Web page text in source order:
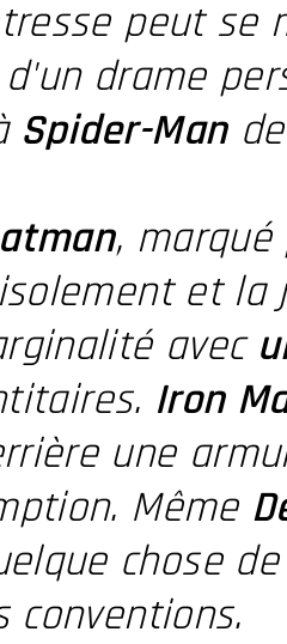
peut se
drame
Spider-Mande
,
et la
avec
Iron
une
Même
chose